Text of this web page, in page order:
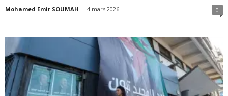
Mohamed Emir SOUMAH - 4 mars 2026 0